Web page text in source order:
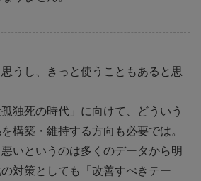
うし、きっと使うこともあると思
独死の時代」に向けて、どういう
構築・維持する方向も必要では。
いというのは多くのデータから明
対策としても「改善すべきテー